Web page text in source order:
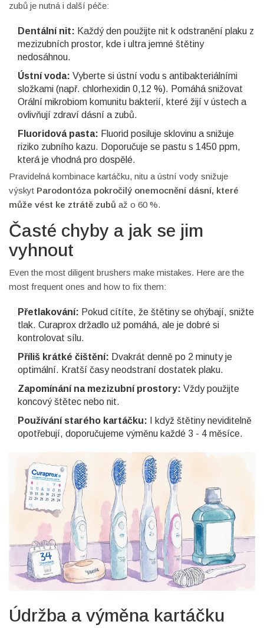
zubů je nutná i další péče:
Dentální nit: Každý den použijte nit k odstranění plaku z
mezizubních prostor, kde i ultra jemné štětiny
nedosáhnou.
Ústní voda: Vyberte si ústní vodu s antibakteriálními
složkami (např. chlorhexidin 0,12 %). Pomáhá snižovat
Orální mikrobiom komunitu bakterií, které žijí v ústech a
ovlivňují zdraví dásní a zubů.
Fluoridová pasta: Fluorid posiluje sklovinu a snižuje
riziko zubního kazu. Doporučuje se pastu s 1450 ppm,
která je vhodná pro dospělé.
Pravidelná kombinace kartáčku, nitu a ústní vody snižuje
výskyt Parodontóza pokročilý onemocnění dásní, které
může vést ke ztrátě zubů až o 60 %.
Časté chyby a jak se jim
vyhnout
Even the most diligent brushers make mistakes. Here are the
most frequent ones and how to fix them:
Přetlakování: Pokud cítíte, že štětiny se ohýbají, snižte
tlak. Curaprox držadlo už pomáhá, ale je dobré si
kontrolovat sílu.
Příliš krátké čištění: Dvakrát denně po 2 minuty je
optimální. Kratší časy neodstraní dostatek plaku.
Zapomínání na mezizubní prostory: Vždy použijte
koncový štětec nebo nit.
Používání starého kartáčku: I když štětiny neviditelně
opotřebují, doporučujeme výměnu každé 3 - 4 měsíce.
Údržba a výměna kartáčku